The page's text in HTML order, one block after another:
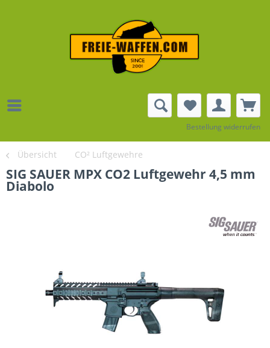
Bestellung widerrufen
Übersicht CO² Luftgewehre
SIG SAUER MPX CO2 Luftgewehr 4,5 mm
Diabolo